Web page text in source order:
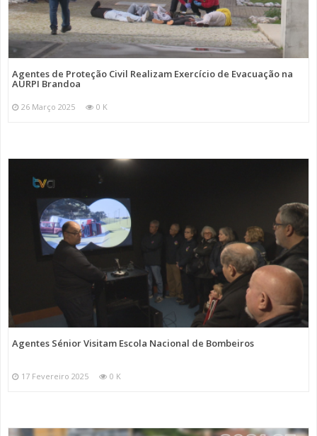
Agentes de Proteção Civil Realizam Exercício de Evacuação na
AURPI Brandoa
26 Março 2025 0 K
Agentes Sénior Visitam Escola Nacional de Bombeiros
17 Fevereiro 2025 0 K